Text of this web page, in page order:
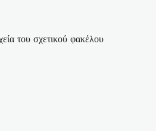
του σχετικού φακέλου